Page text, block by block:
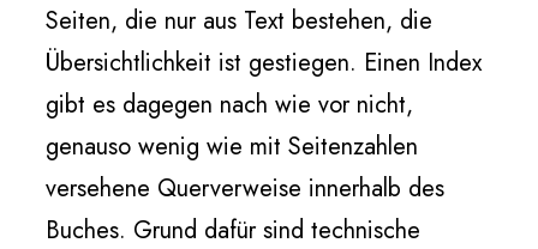
Seiten, die nur aus Text bestehen, die
Übersichtlichkeit ist gestiegen. Einen Index
gibt es dagegen nach wie vor nicht,
genauso wenig wie mit Seitenzahlen
versehene Querverweise innerhalb des
Buches. Grund dafür sind technische